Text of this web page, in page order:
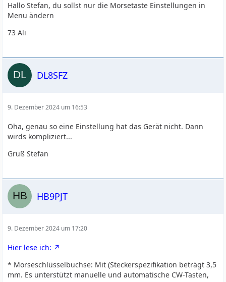
Hallo Stefan, du sollst nur die Morsetaste Einstellungen in
Menu ändern
73 Ali
DL8SFZ
9. Dezember 2024 um 16:53
Oha, genau so eine Einstellung hat das Gerät nicht. Dann
wirds kompliziert...
Gruß Stefan
HB9PJT
9. Dezember 2024 um 17:20
Hier lese ich:
* Morseschlüsselbuchse: Mit (Steckerspezifikation beträgt 3,5
mm. Es unterstützt manuelle und automatische CW-Tasten,